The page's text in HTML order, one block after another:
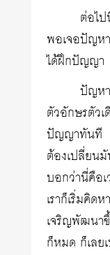
ต่อไ
พอเจอปัญห
ได้ฝึกปัญญา
ปัญห
ตัวอักษรตัว
ปัญญาทันที
ต้องเปลี่ยน
บอกว่านี่คื
เราก็เริ่ม
เจริญพัฒน
ก็หมด ก็เล